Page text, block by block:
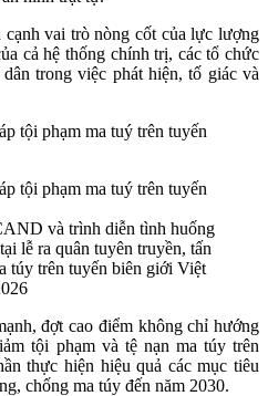
vai trò nòng cốt của lực lượng
cả hệ thống chính trị, các tổ chức
trong việc phát hiện, tố giác và
và trình diễn tình huống
lễ ra quân tuyên truyền, tấn
túy trên tuyến biên giới Việt
đợt cao điểm không chỉ hướng
tội phạm và tệ nạn ma túy trên
thực hiện hiệu quả các mục tiêu
chống ma túy đến năm 2030.